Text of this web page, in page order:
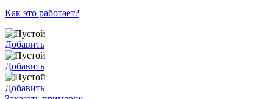
Как это работает?
Добавить
Добавить
Добавить